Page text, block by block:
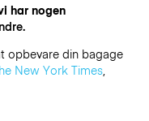
har nogen
opbevare din bagage
New York Times,